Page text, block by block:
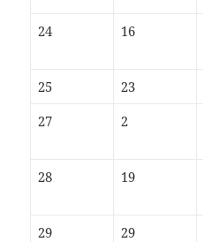
24 16
25 23
27
2
28 19
29 29